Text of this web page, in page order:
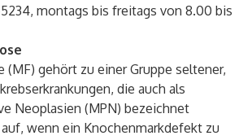
montags bis freitags von 8.00 bis
(MF) gehört zu einer Gruppe seltener,
die auch als
Neoplasien (MPN) bezeichnet
wenn ein Knochenmarkdefekt zu